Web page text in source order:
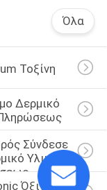
Όλα
Τοξίνη
Δερμικό
Σύνδεσε
Υλικό
Όξινο